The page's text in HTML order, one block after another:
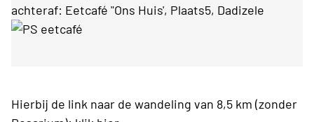
achteraf: Eetcafé "Ons Huis', Plaats5, Dadizele
Hierbij de link naar de wandeling van 8,5 km (zonder